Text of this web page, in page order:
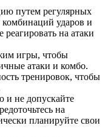
путем регулярных
ударов и
на атаки
игры, чтобы
атаки и комбо.
тренировок, чтобы
и не допускайте
на
планируйте свои